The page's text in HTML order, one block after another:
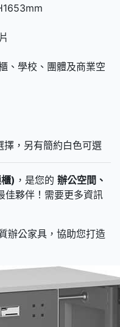
、學校、團體及商業空
，另有簡約白色可選
) ，是您的 辦公空間、
佳夥伴！需要更多資訊
辦公家具，協助您打造